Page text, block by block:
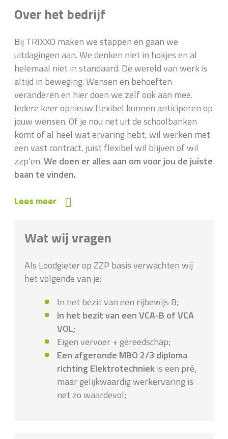
Over het bedrijf
Bij TRIXXO maken we stappen en gaan we
uitdagingen aan. We denken niet in hokjes en al
helemaal niet in standaard. De wereld van werk is
altijd in beweging. Wensen en behoeften
veranderen en hier doen we zelf ook aan mee.
Iedere keer opnieuw flexibel kunnen anticiperen op
jouw wensen. Of je nou net uit de schoolbanken
komt of al heel wat ervaring hebt, wil werken met
een vast contract, juist flexibel wil blijven of wil
zzp’en.We doen er alles aan om voor jou de juiste
baan te vinden.
Lees meer
Wat wij vragen
Als Loodgieter op ZZP basis verwachten wij
het volgende van je:
In het bezit van een rijbewijs B;
In het bezit van een VCA-B of VCA
VOL;
Eigen vervoer + gereedschap;
Een afgeronde MBO 2/3 diploma
richting Elektrotechniekis een pré,
maar gelijkwaardig werkervaring is
net zo waardevol;